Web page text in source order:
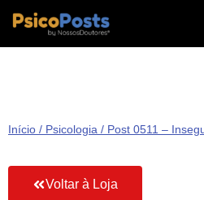
Pular
Início / Psicologia / Post 0511 –
Voltar à Loja